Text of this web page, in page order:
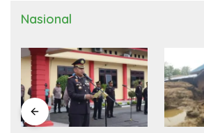
Nasional